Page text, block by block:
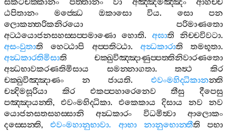
සකටචක‍්කානං
පත‍්තානං වා අඤ‍්ඤමඤ‍්ඤං
ආහච‍්ච
ඨපිතානං
මජ‍්ඣෙ ඔකාසො විය.සො
පන
ලොකන‍්තරිකනිරයො
පරිමාණතො
අට‍්ඨයොජනසහස‍්සප‍්පමාණො හොති. අඝාති නිච‍්චවිවටා.
අසංවුතාති හෙට‍්ඨාපි අප‍්පතිට‍්ඨා. අන්‍ධකාරාති තමභූතා.
අන්‍ධකාරතිමිසාති
චක‍්ඛුවිඤ‍්ඤාණුප‍්පත‍්තිනිවාරණතො
අන්‍ධභාවකරණතිමිසාය
සමන‍්නාගතා.තත්‍ථ
කිර
චක‍්ඛුවිඤ‍්ඤාණං
න ජායති.එවංමහිද‍්ධිකානන‍්ති
චන්‍දිමසූරියා
කිර එකප‍්පහාරෙනෙව තීසු
දීපෙසු
පඤ‍්ඤායන‍්ති, එවංමහිද‍්ධිකා. එකෙකාය දිසාය නව
නව
යොජනසතසහස‍්සානි
අන්‍ධකාරං විධමිත්‍වා
ආලොකං
දස‍්සෙන‍්ති,එවංමහානුභාවා. ආභා නානුභොන‍්තීති
පභා